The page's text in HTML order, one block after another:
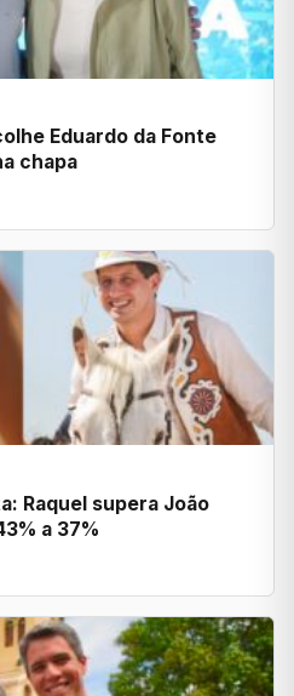
Eduardo da Fonte
chapa
Raquel supera João
a 37%